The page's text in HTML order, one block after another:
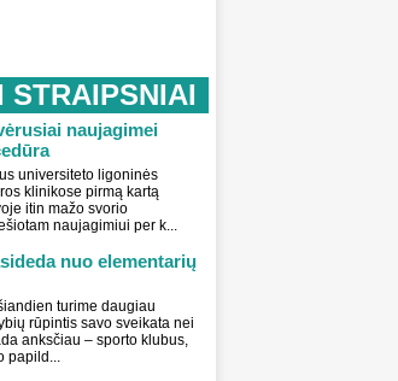
STRAIPSNIAI
naujagimei
universiteto ligoninės
klinikose pirmą kartą
itin mažo svorio
naujagimiui per k...
nuo elementarių
turime daugiau
rūpintis savo sveikata nei
anksčiau – sporto klubus,
papild...